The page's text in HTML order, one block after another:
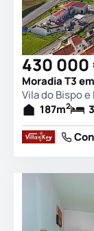
430 000
Vila do Bispo
187m2 3